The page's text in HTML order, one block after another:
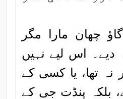
چھان مارا مگر
دیے۔ اس لیے نہیں
نہ تھا، یا کسی کے
بلکہ پنڈت جی کے